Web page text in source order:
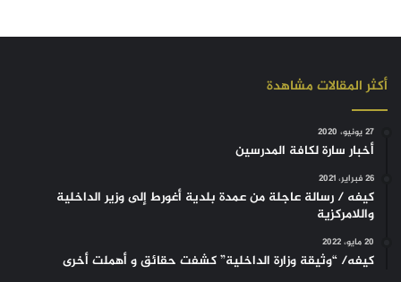
أكثر المقالات مشاهدة
27 يونيو، 2020
أخبار سارة لكافة المدرسين
26 فبراير، 2021
كيفه / رسالة عاجلة من عمدة بلدية أغورط إلى وزير الداخلية
واللامركزية
20 مايو، 2022
كيفه/ “وثيقة وزارة الداخلية” كشفت حقائق و أهملت أخرى